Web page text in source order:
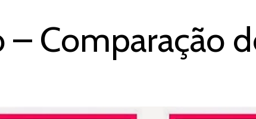
– Comparação